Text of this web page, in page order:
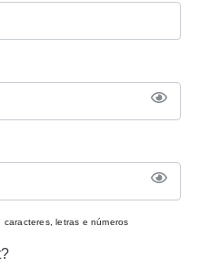
letras e números